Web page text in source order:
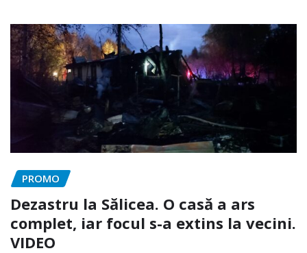
PROMO
Dezastru la Sălicea. O casă a ars
complet, iar focul s-a extins la vecini.
VIDEO